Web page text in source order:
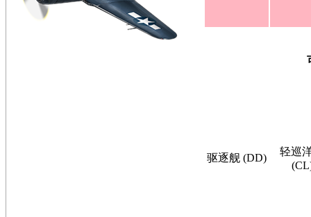
驱逐舰 (DD)
轻巡